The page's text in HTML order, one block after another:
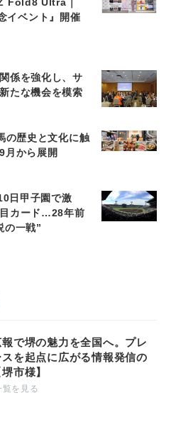
イベント』開催
係を強化し、サ
たな機会を模索
の歴史と文化に触
月から展開
日甲子園で激
カード…28年前
の一戦”
で堺の魅力を全国へ。プレ
スを起点に広がる情報発信の
市様】
を見る